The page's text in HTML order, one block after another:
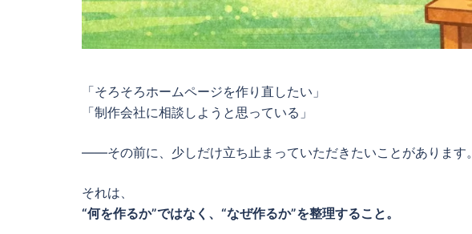
「そろそろホームページを作り直したい」
「制作会社に相談しようと思っている」
――その前に、少しだけ立ち止まっていただきたいことがあります。
それは、
“何を作るか”ではなく、“なぜ作るか”を整理すること。